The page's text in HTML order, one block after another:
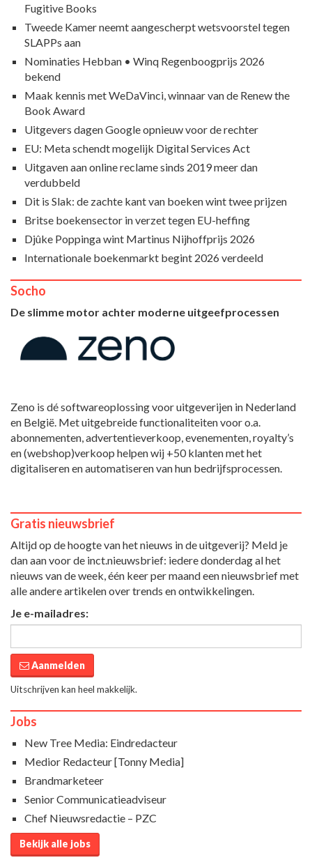
Fugitive Books
Tweede Kamer neemt aangescherpt wetsvoorstel tegen
SLAPPs aan
Nominaties Hebban • Winq Regenboogprijs 2026
bekend
Maak kennis met WeDaVinci, winnaar van de Renew the
Book Award
Uitgevers dagen Google opnieuw voor de rechter
EU: Meta schendt mogelijk Digital Services Act
Uitgaven aan online reclame sinds 2019 meer dan
verdubbeld
Dit is Slak: de zachte kant van boeken wint twee prijzen
Britse boekensector in verzet tegen EU-heffing
Djûke Poppinga wint Martinus Nijhoffprijs 2026
Internationale boekenmarkt begint 2026 verdeeld
Socho
De slimme motor achter moderne uitgeefprocessen
Zeno is dé softwareoplossing voor uitgeverijen in Nederland
en België. Met uitgebreide functionaliteiten voor o.a.
abonnementen, advertentieverkoop, evenementen, royalty’s
en (webshop)verkoop helpen wij +50 klanten met het
digitaliseren en automatiseren van hun bedrijfsprocessen.
Gratis nieuwsbrief
Altijd op de hoogte van het nieuws in de uitgeverij? Meld je
dan aan voor de inct.nieuwsbrief: iedere donderdag al het
nieuws van de week, één keer per maand een nieuwsbrief met
alle andere artikelen over trends en ontwikkelingen.
Je e-mailadres:
Aanmelden
Uitschrijven kan heel makkelijk.
Jobs
New Tree Media: Eindredacteur
Medior Redacteur [Tonny Media]
Brandmarketeer
Senior Communicatieadviseur
Chef Nieuwsredactie – PZC
Bekijk alle jobs